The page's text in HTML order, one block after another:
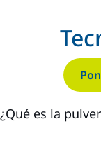
¿Qué es la